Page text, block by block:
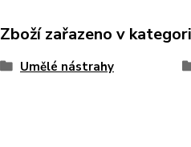
Zboží zařazeno v
Umělé nástrahy